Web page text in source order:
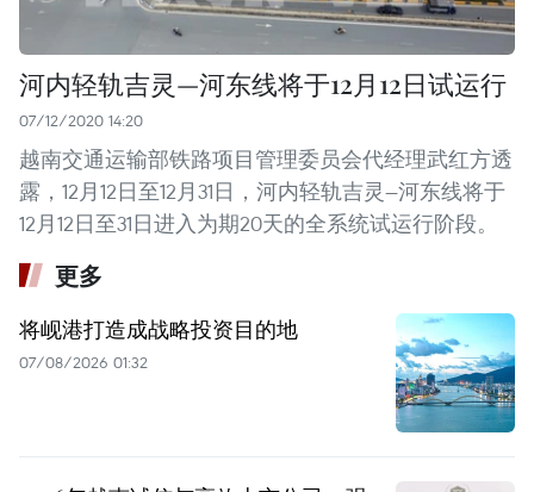
河内轻轨吉灵—河东线将于12月12日试运行
07/12/2020 14:20
越南交通运输部铁路项目管理委员会代经理武红方透
露，12月12日至12月31日，河内轻轨吉灵—河东线将于
12月12日至31日进入为期20天的全系统试运行阶段。
更多
将岘港打造成战略投资目的地
07/08/2026 01:32